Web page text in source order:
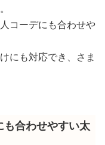
コーデにも合わせや
にも対応でき、さま
も合わせやすい太